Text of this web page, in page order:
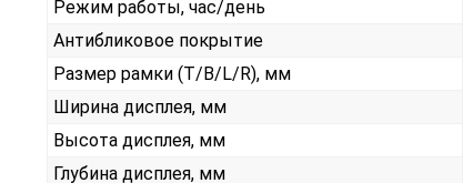
Режим работы, час/день
Антибликовое покрытие
Размер рамки (T/B/L/R), мм
Ширина дисплея, мм
Высота дисплея, мм
Глубина дисплея, мм